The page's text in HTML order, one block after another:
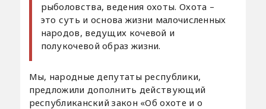
рыболовства, ведения охоты. Охота –
это суть и основа жизни малочисленных
народов, ведущих кочевой и
полукочевой образ жизни.
Мы, народные депутаты республики,
предложили дополнить действующий
республиканский закон «Об охоте и о